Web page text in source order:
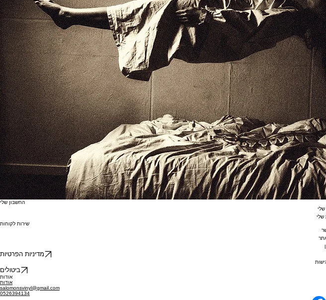
החשבון שלי
שלי
שירות לקוחות
מדיניות הפרטיות
ביטולים
אודות
אודות
salomonsvinyl@gmail.com
0526394134